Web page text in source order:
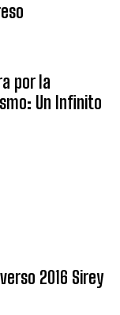
por la
Un Infinito
2016 Sirey